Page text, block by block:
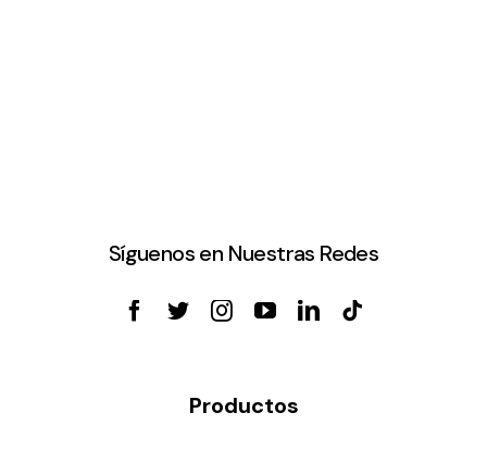
Síguenos en Nuestras Redes
Productos